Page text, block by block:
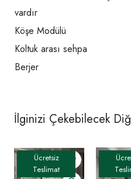
vardır
Köşe Modülü
Koltuk arası sehpa
Berjer
İlginizi Çekebilecek